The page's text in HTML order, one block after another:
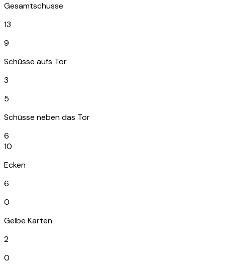
Gesamtschüsse
13
9
Schüsse aufs Tor
3
5
Schüsse neben das Tor
6
10
Ecken
6
0
Gelbe Karten
2
0